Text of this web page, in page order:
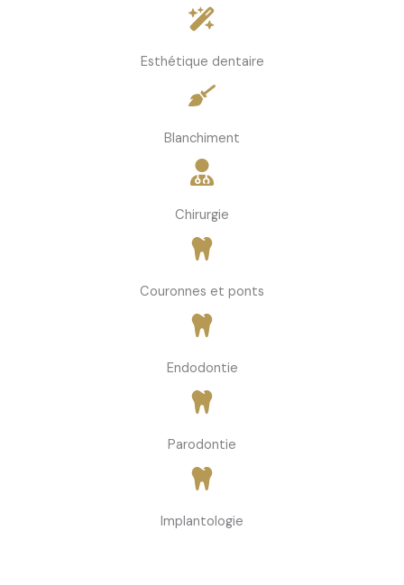
Esthétique dentaire
Blanchiment
Chirurgie
Couronnes et ponts
Endodontie
Parodontie
Implantologie